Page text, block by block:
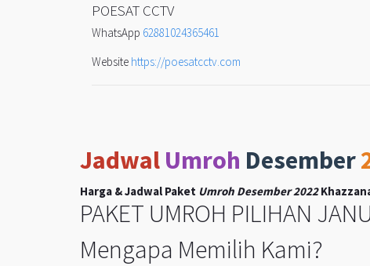
POESAT CCTV
WhatsApp 62881024365461
Website https://poesatcctv.com
Jadwal Umroh Desember
Harga & Jadwal Paket Umroh Desember 2022
PAKET UMROH PILIHAN
Mengapa Memilih Kami?